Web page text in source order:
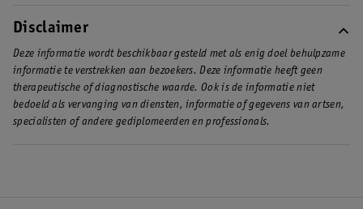
tip: opgestoken looks werken het beste bij ongewassen haar.
Gewassen haar is namelijk gladder dan ongewassen lokken. Zorg
er dus voor dat je je haar die dag niet gewassen hebt. Geef je
haar eventueel ene opfrisbeurt met droogshampoo. Dit maakt je
haar ook iets stugger waardoor stijlen makkelijker is.
Disclaimer
Deze informatie wordt beschikbaar gesteld met als enig doel behulpzame
informatie te verstrekken aan bezoekers. Deze informatie heeft geen
therapeutische of diagnostische waarde. Ook is de informatie niet
bedoeld als vervanging van diensten, informatie of gegevens van artsen,
specialisten of andere gediplomeerden en professionals.